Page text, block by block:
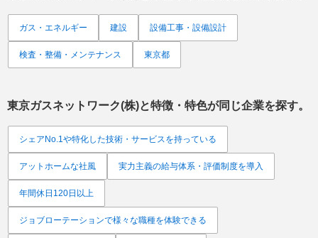
ガス・エネルギー 建設 設備工事・設備設計
検査・整備・メンテナンス 東京都
東京ガスネットワーク(株)と特徴・特色が同じ企業を探す。
シェアNo.1や特化した技術・サービスを持っている
アットホームな社風 実力主義の給与体系・評価制度を導入
年間休日120日以上
ジョブローテーションで様々な職種を体験できる